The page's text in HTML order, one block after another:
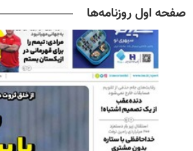
صفحه اول روزنامه‌ها